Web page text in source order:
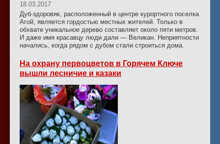
18.03.2017
Дуб-здоровяк, расположенный в центре курортного поселка
Агой, является гордостью местных жителей. Только в
обхвате уникальное дерево составляет около пяти метров.
И даже имя красавцу люди дали — Великан. Неприятности
начались, когда рядом с дубом стали строиться дома.
На охрану первоцветов в Горячем Ключе
вышли лесничие и казаки